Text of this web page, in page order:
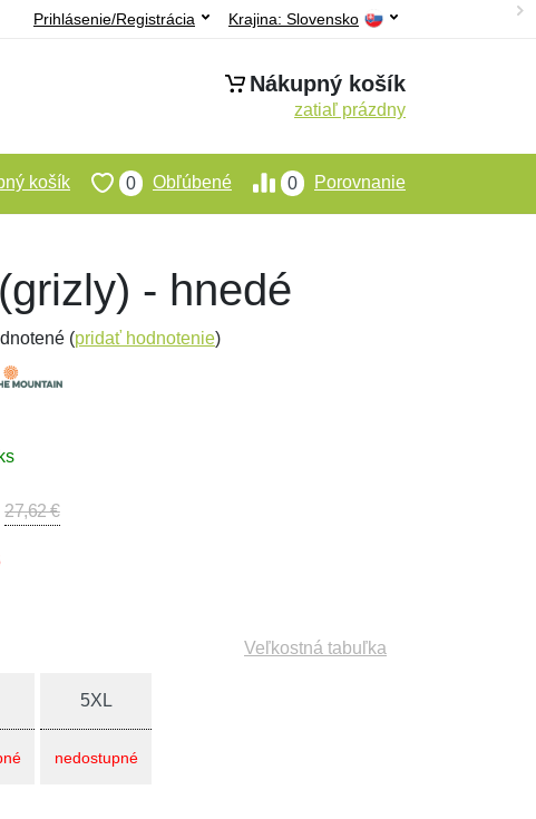
Krajina: Slovensko
Prihlásenie/Registrácia
Nákupný košík
zatiaľ prázdny
0 Porovnanie
0 Obľúbené
košík
- hnedé
(pridať hodnotenie)
27,62 €
Veľkostná tabuľka
5XL
nedostupné